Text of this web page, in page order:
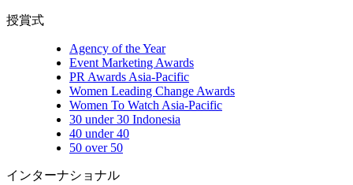
授賞式
Agency of the Year
Event Marketing Awards
PR Awards Asia-Pacific
Women Leading Change Awards
Women To Watch Asia-Pacific
30 under 30 Indonesia
40 under 40
50 over 50
インターナショナル